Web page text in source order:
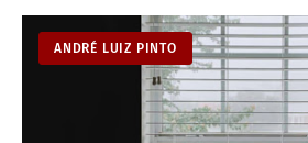
ANDRÉ LUIZ PINTO